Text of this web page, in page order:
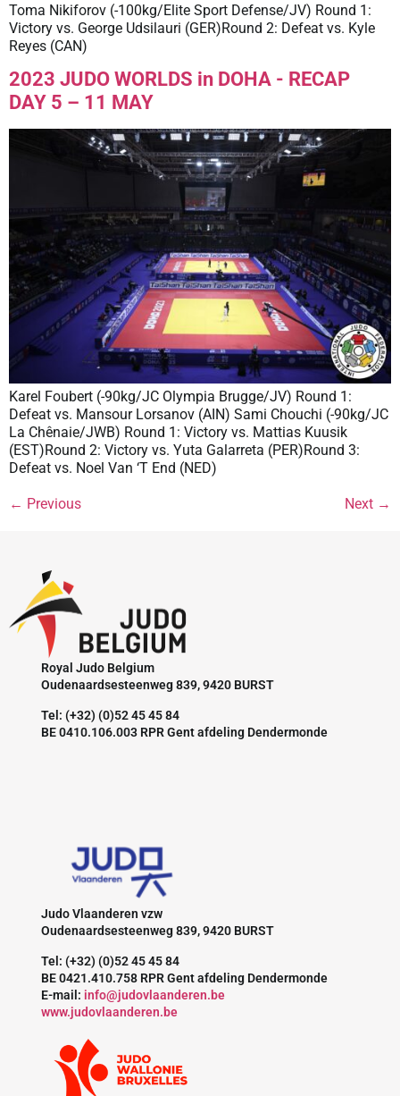
Toma Nikiforov (-100kg/Elite Sport Defense/JV) Round 1:
Victory vs. George Udsilauri (GER)Round 2: Defeat vs. Kyle
Reyes (CAN)
2023 JUDO WORLDS in DOHA - RECAP
DAY 5 – 11 MAY
Karel Foubert (-90kg/JC Olympia Brugge/JV) Round 1:
Defeat vs. Mansour Lorsanov (AIN) Sami Chouchi (-90kg/JC
La Chênaie/JWB) Round 1: Victory vs. Mattias Kuusik
(EST)Round 2: Victory vs. Yuta Galarreta (PER)Round 3:
Defeat vs. Noel Van ‘T End (NED)
← Previous Next →
Royal Judo Belgium
Oudenaardsesteenweg 839, 9420 BURST
Tel: (+32) (0)52 45 45 84
BE 0410.106.003 RPR Gent afdeling Dendermonde
Judo Vlaanderen vzw
Oudenaardsesteenweg 839, 9420 BURST
Tel: (+32) (0)52 45 45 84
BE 0421.410.758 RPR Gent afdeling Dendermonde
E-mail: info@judovlaanderen.be
www.judovlaanderen.be